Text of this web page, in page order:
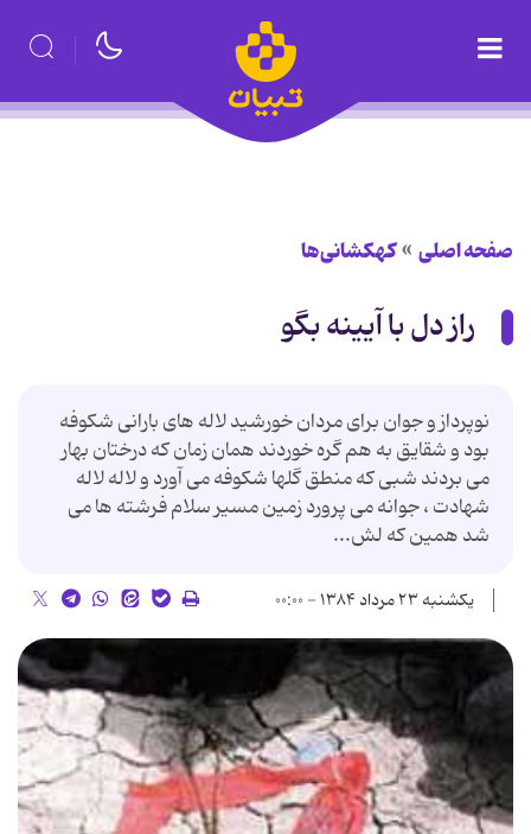
صفحه اصلی کهکشانی‌ها
راز دل با آیینه بگو
نوپرداز و جوان براى مردان خورشید لاله هاى بارانى شكوفه
بود و شقایق به هم گره خوردند همان زمان كه درختان بهار
مى بردند شبى كه منطق گلها شكوفه مى آورد و لاله لاله
شهادت ، جوانه مى پرورد زمین مسیر سلام فرشته ها مى
شد همین كه لش...
یکشنبه ۲۳ مرداد ۱۳۸۴ - ۰۰:۰۰